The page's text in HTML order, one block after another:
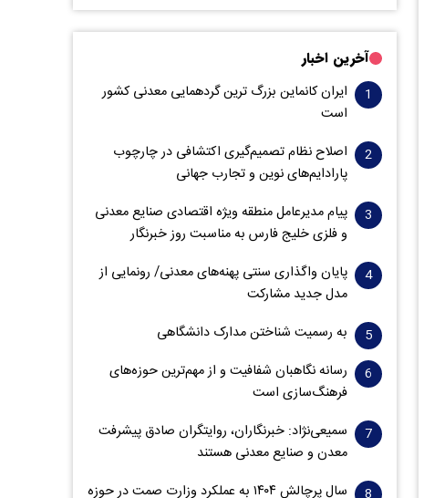
آخرین اخبار
ایران کانماین بزرگ ترین گردهمایی معدنی کشور
است
اصلاح نظام تصمیم‌گیری اکتشافی در چارچوب
پارادایم‌های نوین و تجارب جهانی
پیام مدیرعامل منطقه ویژه اقتصادی صنایع معدنی
و فلزی خلیج فارس به مناسبت روز خبرنگار‌
پایان واگذاری‌ سنتی پهنه‌های معدنی/ رونمایی از
مدل جدید مشارکت
به رسمیت شناختن مدارک دانشگاهی
رسانه نگاهبان شفافیت و از مهم‌ترین حوزه‌های
فرهنگ‌سازی است
سمیعی‌نژاد: خبرنگاران، روایتگران صادق پیشرفت
معدن و صنایع معدنی هستند
سال پرچالش ۱۴۰۴ به عملکرد وزارت صمت در حوزه